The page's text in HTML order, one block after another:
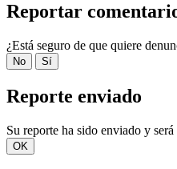
Reportar
¿Está seguro de que quiere
No Sí
Reporte enviado
Su reporte ha sido enviado y
OK